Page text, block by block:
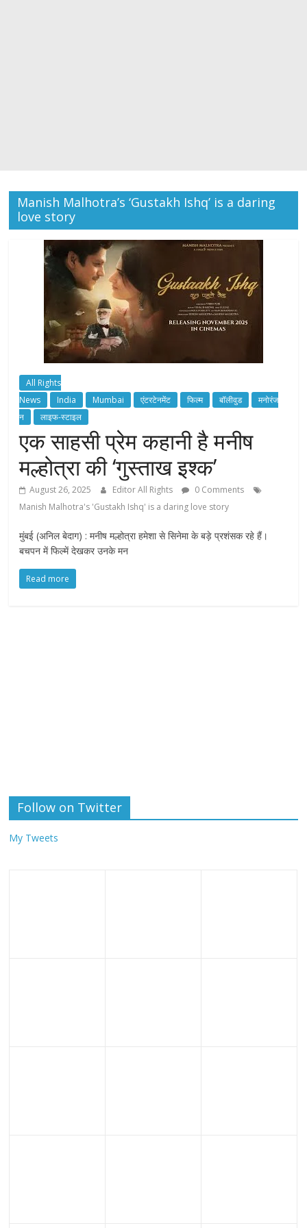
Manish Malhotra’s ‘Gustakh Ishq’ is a daring
love story
All Rights
News
India Mumbai एंटरटेनमेंट फिल्म बॉलीवुड
मनोरंज
न
लाइफ-स्टाइल
एक साहसी प्रेम कहानी है मनीष
मल्होत्रा की ‘गुस्ताख इश्क’
August 26, 2025 Editor All Rights
0 Comments
Manish Malhotra's 'Gustakh Ishq' is a daring love story
मुंबई (अनिल बेदाग) : मनीष मल्होत्रा हमेशा से सिनेमा के बड़े प्रशंसक रहे हैं।
बचपन में फिल्में देखकर उनके मन
Read more
Follow on Twitter
My Tweets